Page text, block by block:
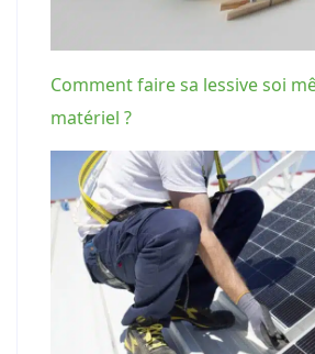
Comment faire sa lessive soi
matériel ?